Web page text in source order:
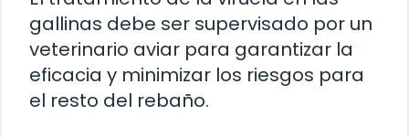
gallinas debe ser supervisado por un
veterinario aviar para garantizar la
eficacia y minimizar los riesgos para
el resto del rebaño.